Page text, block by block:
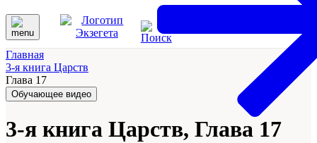
Главная
3-я книга Царств
Глава 17
Обучающее видео
3-я книга Царств, Глава 17